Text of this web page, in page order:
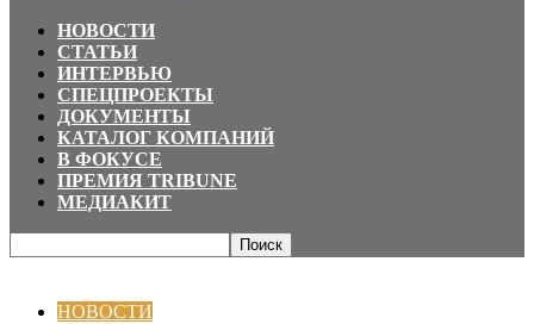
НОВОСТИ
СТАТЬИ
ИНТЕРВЬЮ
СПЕЦПРОЕКТЫ
ДОКУМЕНТЫ
КАТАЛОГ КОМПАНИЙ
В ФОКУСЕ
ПРЕМИЯ TRIBUNE
МЕДИАКИТ
НОВОСТИ